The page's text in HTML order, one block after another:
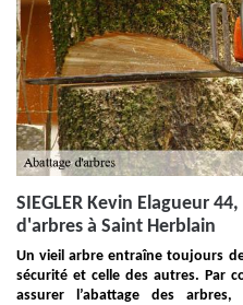
SIEGLER Kevin Elagueur
d'arbres à Saint Herblain
Un vieil arbre entraîne toujours
sécurité et celle des autres. Par
assurer l’abattage des